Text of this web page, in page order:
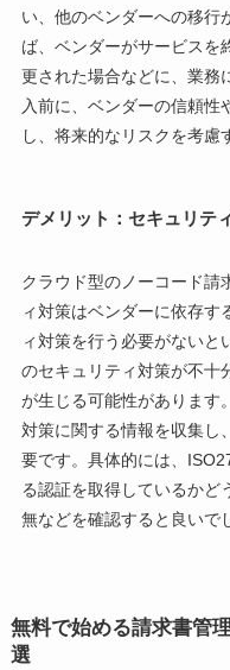
い、他のベンダーへの移行
ば、ベンダーがサービスを
更された場合などに、業務
入前に、ベンダーの信頼
し、将来的なリスクを考慮
デメリット：セキュリテ
クラウド型のノーコード請
ィ対策はベンダーに依存す
ィ対策を行う必要がないと
のセキュリティ対策が不十
が生じる可能性があります
対策に関する情報を収集し
要です。具体的には、
る認証を取得しているかど
無などを確認すると良いで
無料で始める請求書管
選